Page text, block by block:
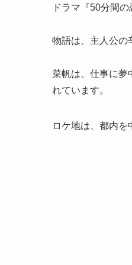
ドラマ『50分間
物語は、主人公の
菜帆は、仕事に夢
れています。
ロケ地は、都内を